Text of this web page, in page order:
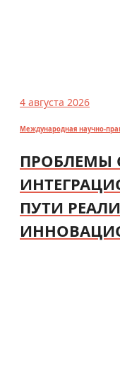
4 августа 2026
Международная научно-
ПРОБЛЕМЫ
ПУТИ